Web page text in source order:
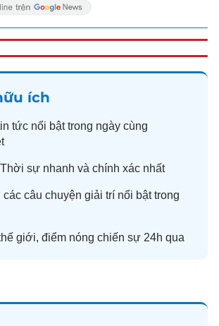
ích
tức nổi bật trong ngày cùng
Thời sự nhanh và chính xác nhất
câu chuyện giải trí nổi bật trong
giới, điểm nóng chiến sự 24h qua